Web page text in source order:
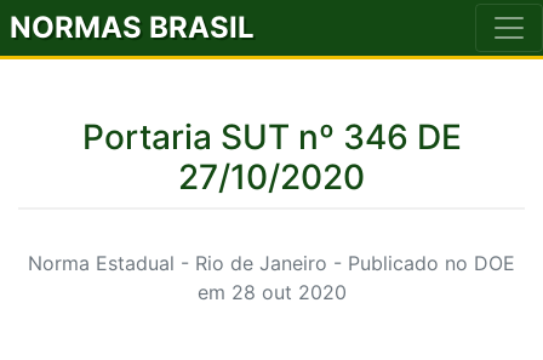
NORMAS BRASIL
Portaria SUT nº 346 DE
27/10/2020
Norma Estadual - Rio de Janeiro - Publicado no DOE
em 28 out 2020